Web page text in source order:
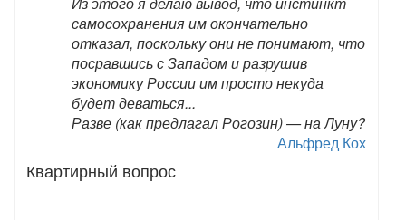
самосохранения им окончательно
отказал, поскольку они не понимают, что
посравшись с Западом и разрушив
экономику России им просто некуда
будет деваться...
Разве (как предлагал Рогозин) — на Луну?
Альфред Кох
Квартирный вопрос